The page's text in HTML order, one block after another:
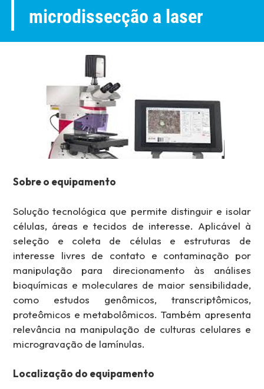
microdissecção a laser
Sobre o equipamento
Solução tecnológica que permite distinguir e isolar
células, áreas e tecidos de interesse. Aplicável à
seleção e coleta de células e estruturas de
interesse livres de contato e contaminação por
manipulação para direcionamento às análises
bioquímicas e moleculares de maior sensibilidade,
como estudos genômicos, transcriptômicos,
proteômicos e metabolômicos. Também apresenta
relevância na manipulação de culturas celulares e
microgravação de lamínulas.
Localização do equipamento